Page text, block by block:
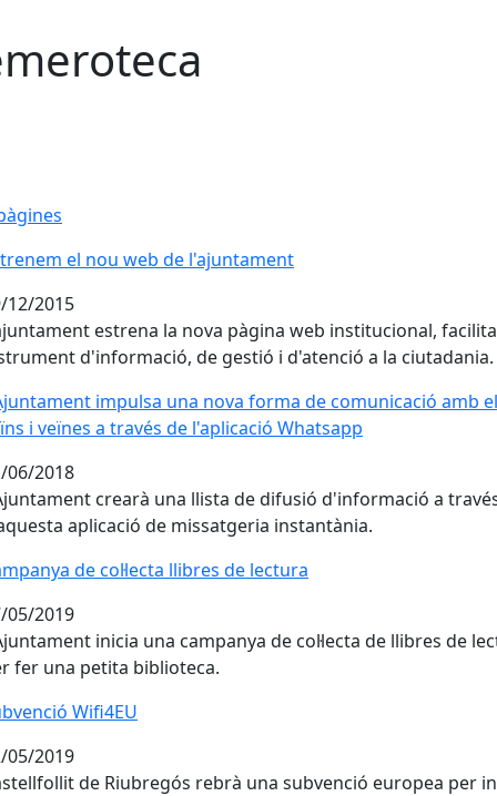
el nou web de l'ajuntament
el nou web de l'ajuntament
12/2015
estrena la nova pàgina web institucional,
d'informació, de gestió i d'atenció a la ciutadania.
impulsa una nova forma de comunicació amb
impulsa una nova forma de comunicació amb
i veïnes a través de l'aplicació Whatsapp
06/2018
crearà una llista de difusió d'informació a
aplicació de missatgeria instantània.
de col·lecta llibres de lectura
de col·lecta llibres de lectura
05/2019
inicia una campanya de col·lecta de llibres de
fer una petita biblioteca.
Wifi4EU
Wifi4EU
05/2019
de Riubregós rebrà una subvenció europea per